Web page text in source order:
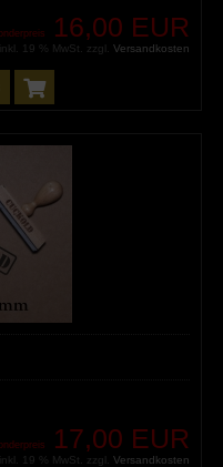
16,00 EUR
inkl. 19 % MwSt. zzgl. Versandkosten
17,00 EUR
inkl. 19 % MwSt. zzgl. Versandkosten